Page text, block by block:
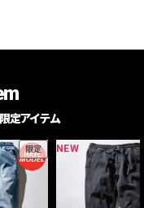
定アイテム
限定 NEW